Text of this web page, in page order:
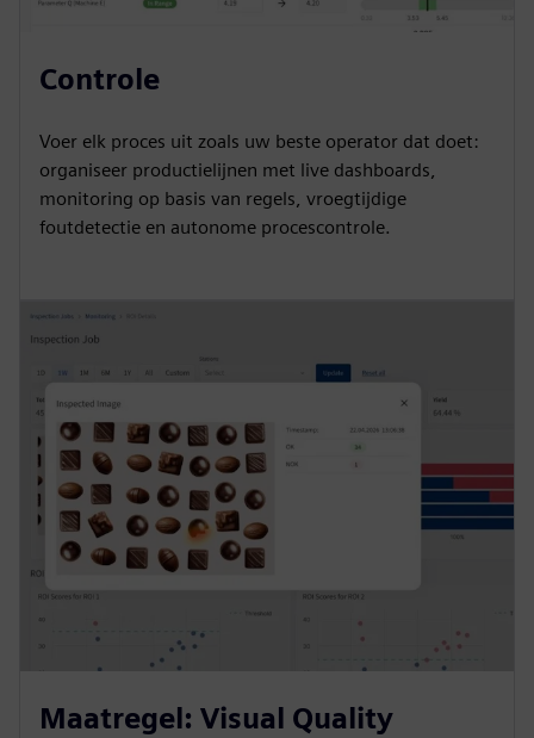
Controle
Voer elk proces uit zoals uw beste operator dat doet:
organiseer productielijnen met live dashboards,
monitoring op basis van regels, vroegtijdige
foutdetectie en autonome procescontrole.
Maatregel: Visual Quality